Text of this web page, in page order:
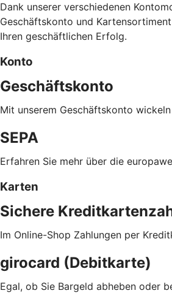
Dank unserer verschiedenen
Geschäftskonto und
Ihren geschäftlichen Erfolg.
Konto
Geschäftskonto
Mit unserem Geschäftskonto
SEPA
Erfahren Sie mehr über die
Karten
Sichere
Im Online-Shop Zahlungen per
girocard (Debitkarte)
Egal, ob Sie Bargeld abheben oder